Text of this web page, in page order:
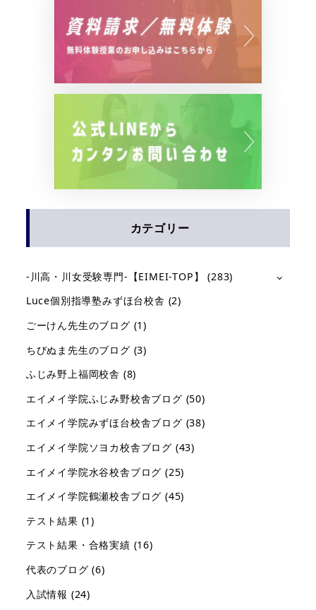
カテゴリー
-川高・川女受験専門-【EIMEI-TOP】
(283)
Luce個別指導塾みずほ台校舎 (2)
ごーけん先生のブログ (1)
ちびぬま先生のブログ (3)
ふじみ野上福岡校舎 (8)
エイメイ学院ふじみ野校舎ブログ (50)
エイメイ学院みずほ台校舎ブログ (38)
エイメイ学院ソヨカ校舎ブログ (43)
エイメイ学院水谷校舎ブログ (25)
エイメイ学院鶴瀬校舎ブログ (45)
テスト結果 (1)
テスト結果・合格実績 (16)
代表のブログ (6)
入試情報 (24)